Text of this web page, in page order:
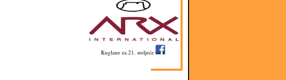
Kuglane za 21. stoljeće